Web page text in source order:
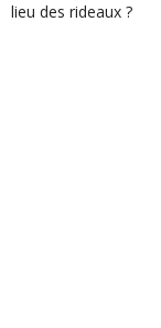
lieu des rideaux ?